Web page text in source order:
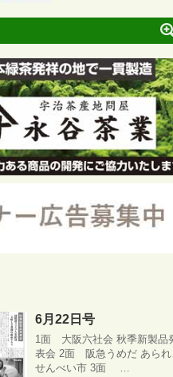
6月22日号
1面 大阪六社会 秋季新製品
表会 2面 阪急うめだ あられ
せんべい市 3面 …